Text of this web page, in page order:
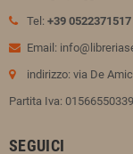
Tel: +39 0522371517
Email:
indirizzo: via De
Partita Iva: 01566550339
SEGUICI